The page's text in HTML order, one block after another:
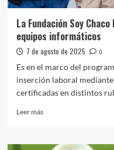
La Fundación Soy
equipos informáticos
7 de agosto de 2025
0
Es en el marco del
inserción laboral
certificadas en distintos
Leer másLeer
La